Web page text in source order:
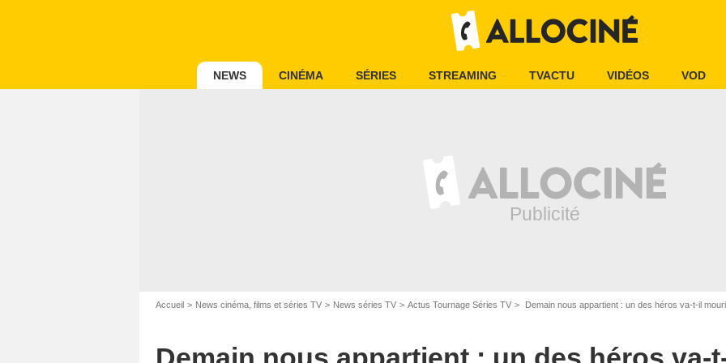
NEWS CINÉMA SÉRIES STREAMING TVACTU VIDÉOS VOD
Accueil News cinéma, films et séries TV News séries TV Actus Tournage Séries TV Demain nous appartient : un des héros va-t-il
Fabien Malot/Telsete/TF1